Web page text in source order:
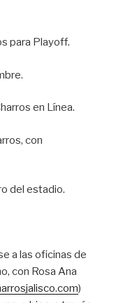
para Playoff.
en Línea.
con
del estadio.
a las oficinas de
con Rosa Ana
)